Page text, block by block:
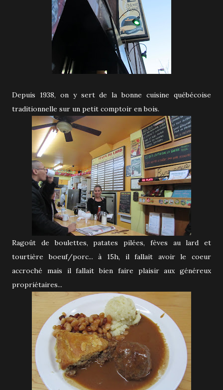
Depuis 1938, on y sert de la bonne cuisine québécoise
traditionnelle sur un petit comptoir en bois.
Ragoût de boulettes, patates pilées, fèves au lard et
tourtière boeuf/porc... à 15h, il fallait avoir le coeur
accroché mais il fallait bien faire plaisir aux généreux
propriétaires...